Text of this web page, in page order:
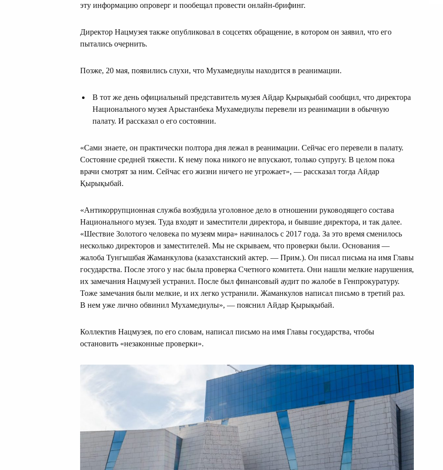
эту информацию опроверг и пообещал провести онлайн-брифинг.
Директор Нацмузея также опубликовал в соцсетях обращение, в котором он заявил, что его
пытались очернить.
Позже, 20 мая, появились слухи, что Мухамедиулы находится в реанимации.
В тот же день официальный представитель музея Айдар Қырықыбай сообщил, что директора
Национального музея Арыстанбека Мухамедиулы перевели из реанимации в обычную
палату. И рассказал о его состоянии.
«Сами знаете, он практически полтора дня лежал в реанимации. Сейчас его перевели в палату.
Состояние средней тяжести. К нему пока никого не впускают, только супругу. В целом пока
врачи смотрят за ним. Сейчас его жизни ничего не угрожает», — рассказал тогда Айдар
Қырықыбай.
«Антикоррупционная служба возбудила уголовное дело в отношении руководящего состава
Национального музея. Туда входят и заместители директора, и бывшие директора, и так далее.
«Шествие Золотого человека по музеям мира» начиналось с 2017 года. За это время сменилось
несколько директоров и заместителей. Мы не скрываем, что проверки были. Основания —
жалоба Тунгышбая Жаманкулова (казахстанский актер. — Прим.). Он писал письма на имя Главы
государства. После этого у нас была проверка Счетного комитета. Они нашли мелкие нарушения,
их замечания Нацмузей устранил. После был финансовый аудит по жалобе в Генпрокуратуру.
Тоже замечания были мелкие, и их легко устранили. Жаманкулов написал письмо в третий раз.
В нем уже лично обвинил Мухамедиулы», — пояснил Айдар Қырықыбай.
Коллектив Нацмузея, по его словам, написал письмо на имя Главы государства, чтобы
остановить «незаконные проверки».